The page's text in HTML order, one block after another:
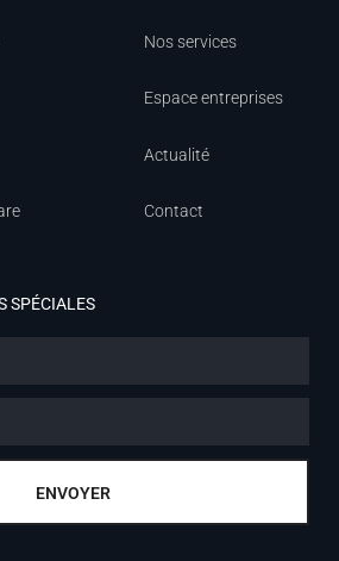
Nos services
Espace entreprises
Actualité
Contact
SPÉCIALES
ENVOYER